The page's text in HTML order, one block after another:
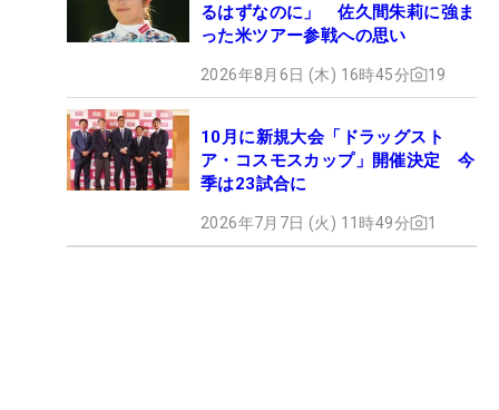
るはずなのに」 佐久間朱莉に強ま
った米ツアー参戦への思い
2026年8月6日 (木) 16時45分 19
10月に新規大会「ドラッグスト
ア・コスモスカップ」開催決定 今
季は23試合に
2026年7月7日 (火) 11時49分 1